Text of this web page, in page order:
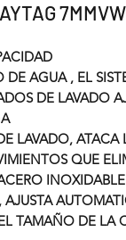
DE AGUA , EL
DE LAVADO
LAVADO, ATACA
QUE
INOXIDABLE
TAMAÑO DE LA